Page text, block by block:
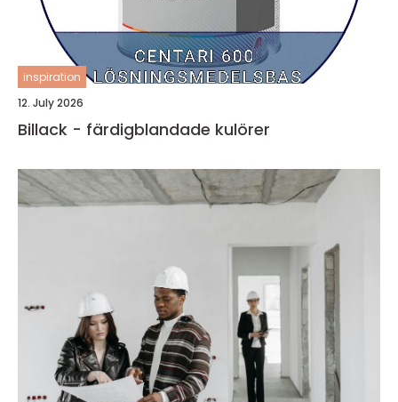
inspiration
12. July 2026
Billack - färdigblandade kulörer